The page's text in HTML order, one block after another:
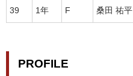
39 1年 F 桑田 祐平
PROFILE